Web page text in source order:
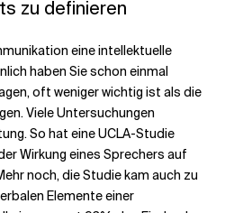
zu definieren
eine intellektuelle
haben Sie schon einmal
oft weniger wichtig ist als die
Viele Untersuchungen
So hat eine UCLA-Studie
Wirkung eines Sprechers auf
noch, die Studie kam auch zu
Elemente einer